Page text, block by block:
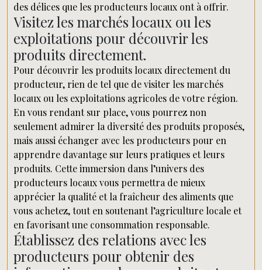
des délices que les producteurs locaux ont à offrir.
Visitez les marchés locaux ou les
exploitations pour découvrir les
produits directement.
Pour découvrir les produits locaux directement du
producteur, rien de tel que de visiter les marchés
locaux ou les exploitations agricoles de votre région.
En vous rendant sur place, vous pourrez non
seulement admirer la diversité des produits proposés,
mais aussi échanger avec les producteurs pour en
apprendre davantage sur leurs pratiques et leurs
produits. Cette immersion dans l’univers des
producteurs locaux vous permettra de mieux
apprécier la qualité et la fraîcheur des aliments que
vous achetez, tout en soutenant l’agriculture locale et
en favorisant une consommation responsable.
Établissez des relations avec les
producteurs pour obtenir des